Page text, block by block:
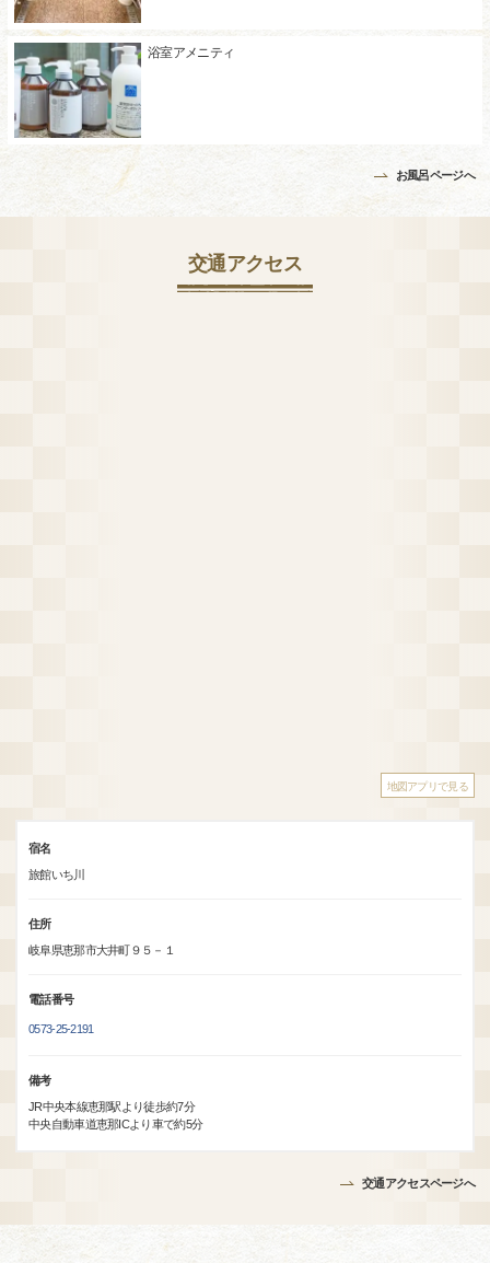
浴室アメニティ
お風呂ページへ
交通アクセス
地図アプリで見る
宿名
旅館いち川
住所
岐阜県恵那市大井町９５－１
電話番号
0573-25-2191
備考
JR中央本線恵那駅より徒歩約7分
中央自動車道恵那ICより車で約5分
交通アクセスページへ